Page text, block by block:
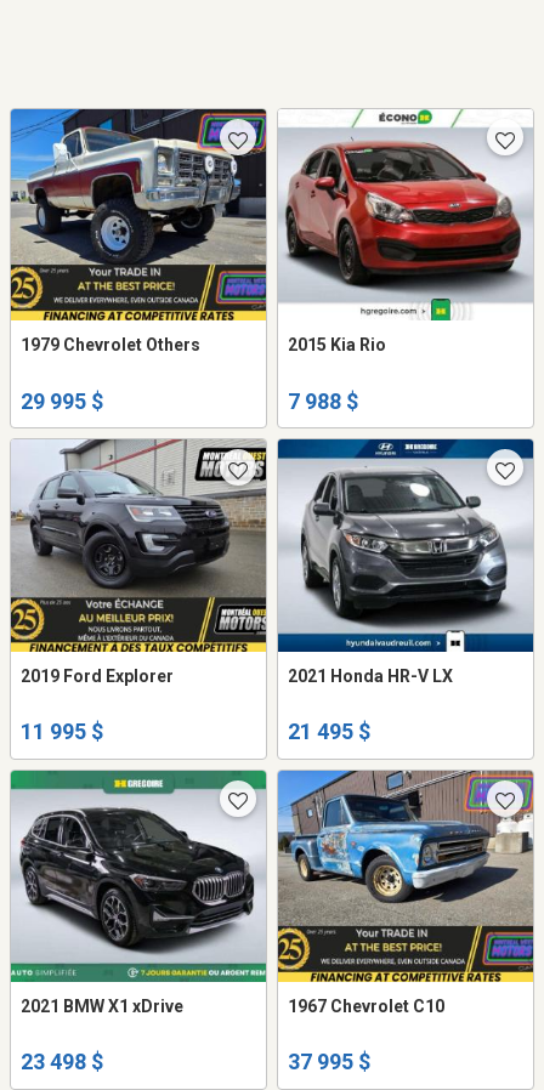
1979 Chevrolet Others
29 995 $
2015 Kia Rio
7 988 $
2019 Ford Explorer
11 995 $
2021 Honda HR-V LX
21 495 $
2021 BMW X1 xDrive
23 498 $
1967 Chevrolet C10
37 995 $